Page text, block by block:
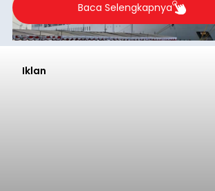
Baca Selengkapnya
Iklan